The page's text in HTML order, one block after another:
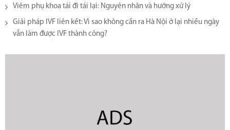
Viêm phụ khoa tái đi tái lại​: Nguyên nhân và hướng xử lý
Giải pháp IVF liên kết: Vì sao không cần ra Hà Nội ở lại nhiều ngày
vẫn làm được IVF thành công?